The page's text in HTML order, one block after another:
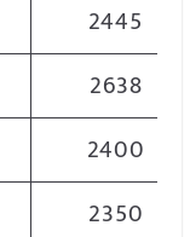
2445
2638
2400
2350